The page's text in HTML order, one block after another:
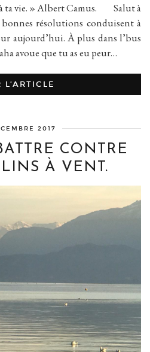
ta vie. » Albert Camus. Salut à
résolutions conduisent à
aujourd’hui. À plus dans l’bus
avoue que tu as eu peur…
L’ARTICLE
2017
CONTRE
À VENT.